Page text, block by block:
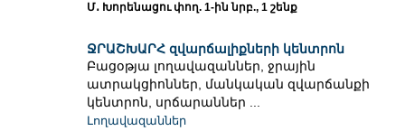
Մ․ Խորենացու փող. 1-ին նրբ., 1 շենք
ՋՐԱՇԽԱՐՀ զվարճալիքների կենտրոն
Բացօթյա լողավազաններ, ջրային
ատրակցիոններ, մանկական զվարճանքի
կենտրոն, սրճարաններ ...
Լողավազաններ